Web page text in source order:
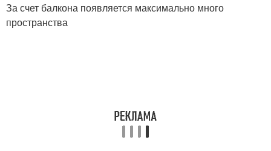
За счет балкона появляется максимально много
пространства